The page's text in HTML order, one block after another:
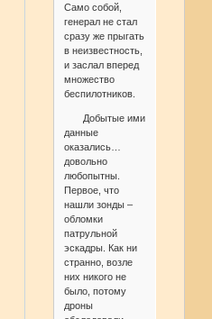
Само собой,
генерал не стал
сразу же прыгать
в неизвестность,
и заслал вперед
множество
беспилотников.
Добытые ими
данные
оказались…
довольно
любопытны.
Первое, что
нашли зонды –
обломки
патрульной
эскадры. Как ни
странно, возле
них никого не
было, потому
дроны